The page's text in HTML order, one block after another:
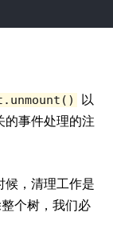
以
事件处理的注
候，清理工作是
个树，我们必